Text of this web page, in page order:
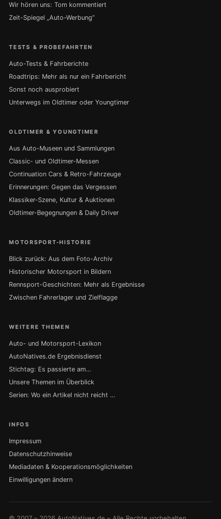
Wir hören uns: Tom kommentiert
Zeit-Spiegel „Auto-Werbung“
TESTS & PROBEFAHRTEN
Auto-Tests & Fahrberichte
Roadtrips: Mehr als nur ein Fahrbericht
Sonst noch ausprobiert
Unterwegs im Oldtimer oder Youngtimer
OLDTIMER & YOUNGTIMER
Aus Auto-Museen und Sammlungen
Classic- und Oldtimer-Messen
Continuation Cars & Retro-Fahrzeuge
Erinnerungen: Gegen das Vergessen
Klassiker-Szene, Kultur & Auktionen
Oldtimer-Begegnungen & Daily Driver
MOTORSPORT-HISTORIE
Blick zurück: Aus dem Foto-Archiv
Historischer Motorsport in Bildern
Rennsport-Geschichten: Mehr als Ergebnisse
Zwischen Fahrerlager und Zielflagge
WEITERE THEMEN
Auto- und Motorsport-Lexikon
AutoNatives.de Ergebnisdienst
Stichtag: Es passierte am…
Unsere Themen im Überblick
Serien: Wo ein Artikel nicht reicht …
INFOS
Impressum
Datenschutzhinweise
Mediadaten & Kooperationsmöglichkeiten
Einwilligungen ändern